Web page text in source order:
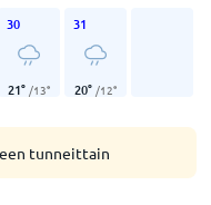
30
21° /13°
31
20° /12°
tunneittain